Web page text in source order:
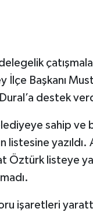
İlçe Başkanı
destek
sahip ve
listesine yazıldı.
Öztürk listeye
işaretleri